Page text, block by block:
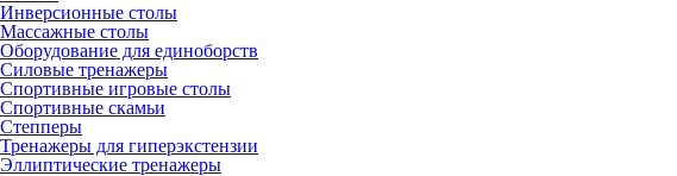
Инверсионные столы
Массажные столы
Оборудование для единоборств
Силовые тренажеры
Спортивные игровые столы
Спортивные скамьи
Степперы
Тренажеры для гиперэкстензии
Эллиптические тренажеры